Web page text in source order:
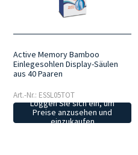
Active Memory Bamboo
Einlegesohlen Display-Säulen
aus 40 Paaren
Art.-Nr.: ESSL05TOT
Loggen Sie sich ein, um
Preise anzusehen und
einzukaufen